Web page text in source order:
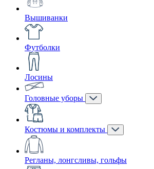
Вышиванки
Футболки
Лосины
Головные уборы
Костюмы и комплекты
Регланы, лонгсливы, гольфы